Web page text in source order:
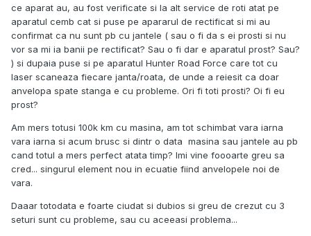
ce aparat au, au fost verificate si la alt service de roti atat pe
aparatul cemb cat si puse pe apararul de rectificat si mi au
confirmat ca nu sunt pb cu jantele ( sau o fi da s ei prosti si nu
vor sa mi ia banii pe rectificat? Sau o fi dar e aparatul prost? Sau?
) si dupaia puse si pe aparatul Hunter Road Force care tot cu
laser scaneaza fiecare janta/roata, de unde a reiesit ca doar
anvelopa spate stanga e cu probleme. Ori fi toti prosti? Oi fi eu
prost?
Am mers totusi 100k km cu masina, am tot schimbat vara iarna
vara iarna si acum brusc si dintr o data masina sau jantele au pb
cand totul a mers perfect atata timp? Imi vine foooarte greu sa
cred... singurul element nou in ecuatie fiind anvelopele noi de
vara.
Daaar totodata e foarte ciudat si dubios si greu de crezut cu 3
seturi sunt cu probleme, sau cu aceeasi problema...